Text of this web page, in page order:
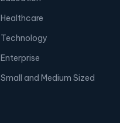
Healthcare
Technology
Enterprise
Small and Medium Sized